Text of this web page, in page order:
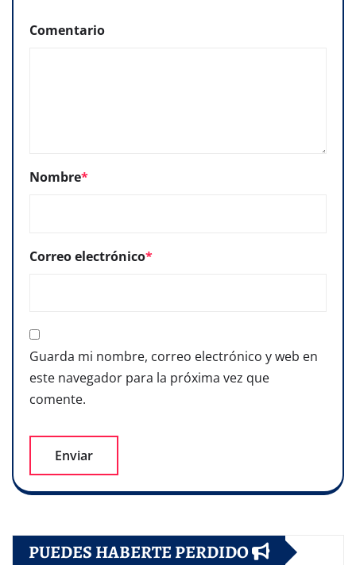
Comentario
Nombre*
Correo electrónico*
Guarda mi nombre, correo electrónico y web en
este navegador para la próxima vez que
comente.
PUEDES HABERTE PERDIDO